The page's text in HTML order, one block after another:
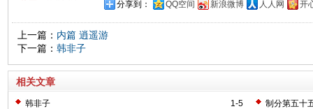
分享到：
QQ空间 新浪微博 人人网 开
上一篇： 内篇 逍遥游
下一篇： 韩非子
相关文章
1-5
韩非子
制分第五十